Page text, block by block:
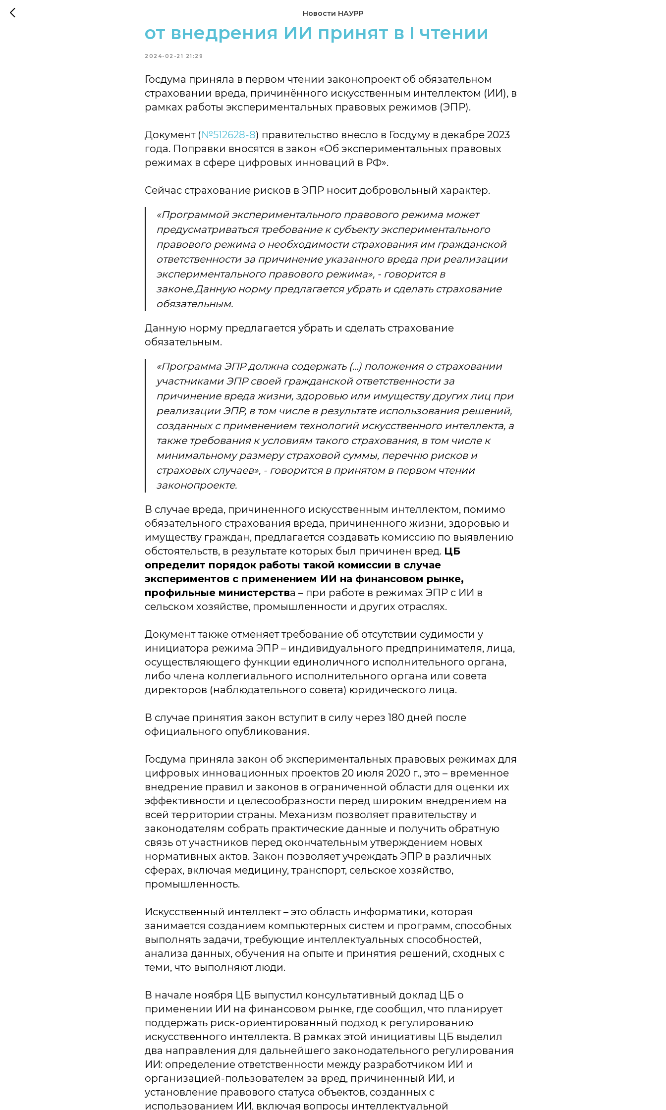
Новости НАУРР
Законопроект о страховании рисков
от внедрения ИИ принят в I чтении
2024-02-21 21:29
Госдума приняла в первом чтении законопроект об обязательном
страховании вреда, причинённого искусственным интеллектом (ИИ), в
рамках работы экспериментальных правовых режимов (ЭПР).
Документ (№512628-8) правительство внесло в Госдуму в декабре 2023
года. Поправки вносятся в закон «Об экспериментальных правовых
режимах в сфере цифровых инноваций в РФ».
Сейчас страхование рисков в ЭПР носит добровольный характер.
«Программой экспериментального правового режима может
предусматриваться требование к субъекту экспериментального
правового режима о необходимости страхования им гражданской
ответственности за причинение указанного вреда при реализации
экспериментального правового режима», - говорится в
законе.Данную норму предлагается убрать и сделать страхование
обязательным.
Данную норму предлагается убрать и сделать страхование
обязательным.
«Программа ЭПР должна содержать (...) положения о страховании
участниками ЭПР своей гражданской ответственности за
причинение вреда жизни, здоровью или имуществу других лиц при
реализации ЭПР, в том числе в результате использования решений,
созданных с применением технологий искусственного интеллекта, а
также требования к условиям такого страхования, в том числе к
минимальному размеру страховой суммы, перечню рисков и
страховых случаев», - говорится в принятом в первом чтении
законопроекте.
В случае вреда, причиненного искусственным интеллектом, помимо
обязательного страхования вреда, причиненного жизни, здоровью и
имуществу граждан, предлагается создавать комиссию по выявлению
обстоятельств, в результате которых был причинен вред. ЦБ
определит порядок работы такой комиссии в случае
экспериментов с применением ИИ на финансовом рынке,
профильные министерства – при работе в режимах ЭПР с ИИ в
сельском хозяйстве, промышленности и других отраслях.
Документ также отменяет требование об отсутствии судимости у
инициатора режима ЭПР – индивидуального предпринимателя, лица,
осуществляющего функции единоличного исполнительного органа,
либо члена коллегиального исполнительного органа или совета
директоров (наблюдательного совета) юридического лица.
В случае принятия закон вступит в силу через 180 дней после
официального опубликования.
Госдума приняла закон об экспериментальных правовых режимах для
цифровых инновационных проектов 20 июля 2020 г., это – временное
внедрение правил и законов в ограниченной области для оценки их
эффективности и целесообразности перед широким внедрением на
всей территории страны. Механизм позволяет правительству и
законодателям собрать практические данные и получить обратную
связь от участников перед окончательным утверждением новых
нормативных актов. Закон позволяет учреждать ЭПР в различных
сферах, включая медицину, транспорт, сельское хозяйство,
промышленность.
Искусственный интеллект – это область информатики, которая
занимается созданием компьютерных систем и программ, способных
выполнять задачи, требующие интеллектуальных способностей,
анализа данных, обучения на опыте и принятия решений, сходных с
теми, что выполняют люди.
В начале ноября ЦБ выпустил консультативный доклад ЦБ о
применении ИИ на финансовом рынке, где сообщил, что планирует
поддержать риск-ориентированный подход к регулированию
искусственного интеллекта. В рамках этой инициативы ЦБ выделил
два направления для дальнейшего законодательного регулирования
ИИ: определение ответственности между разработчиком ИИ и
организацией-пользователем за вред, причиненный ИИ, и
установление правового статуса объектов, созданных с
использованием ИИ, включая вопросы интеллектуальной
© 2015-2026 НАУРР. Все права защищены. При использовании материалов ссылка на ROBOTUNION.RU — обязательна